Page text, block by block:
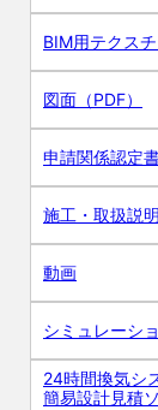
BIM用テクス
図面（PDF）
申請関係認定
施工・取扱説
動画
シミュレーシ
24時間換気シ
簡易設計見積